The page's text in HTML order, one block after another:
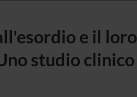
e il loro
studio clinico